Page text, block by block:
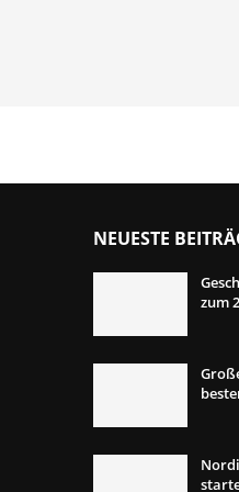
NEUESTE
zum